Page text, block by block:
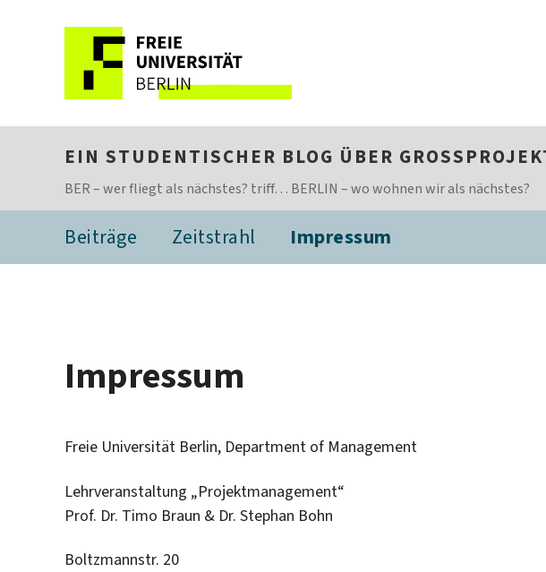
EIN STUDENTISCHER BLOG ÜBER
BER – wer fliegt als nächstes? triff… BERLIN – wo wohnen wir als nächstes?
Beiträge Zeitstrahl Impressum
Impressum
Freie Universität Berlin, Department of Management
Lehrveranstaltung „Projektmanagement“
Prof. Dr. Timo Braun & Dr. Stephan Bohn
Boltzmannstr. 20